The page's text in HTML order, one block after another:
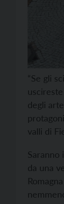
“Se gli
degli
valli di
Saranno
da una